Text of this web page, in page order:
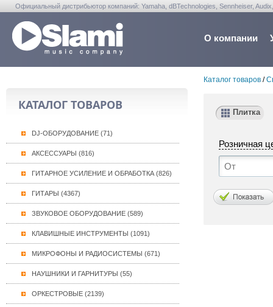
Официальный дистрибьютор компаний: Yamaha, dBTechnologies, Sennheiser,
О компании
КАТАЛОГ ТОВАРОВ
DJ-ОБОРУДОВАНИЕ (71)
АКСЕССУАРЫ (816)
ГИТАРНОЕ УСИЛЕНИЕ И ОБРАБОТКА (826)
ГИТАРЫ (4367)
ЗВУКОВОЕ ОБОРУДОВАНИЕ (589)
КЛАВИШНЫЕ ИНСТРУМЕНТЫ (1091)
МИКРОФОНЫ И РАДИОСИСТЕМЫ (671)
НАУШНИКИ И ГАРНИТУРЫ (55)
ОРКЕСТРОВЫЕ (2139)
Каталог товаров/
Плитка
Розничная